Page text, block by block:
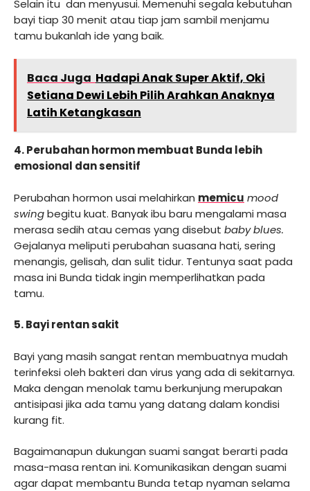
Selain itu dan menyusui. Memenuhi segala kebutuhan
bayi tiap 30 menit atau tiap jam sambil menjamu
tamu bukanlah ide yang baik.
Baca Juga Hadapi Anak Super Aktif, Oki
Setiana Dewi Lebih Pilih Arahkan Anaknya
Latih Ketangkasan
4. Perubahan hormon membuat Bunda lebih
emosional dan sensitif
Perubahan hormon usai melahirkan memicu mood
swingbegitu kuat. Banyak ibu baru mengalami masa
merasa sedih atau cemas yang disebut baby blues.
Gejalanya meliputi perubahan suasana hati, sering
menangis, gelisah, dan sulit tidur. Tentunya saat pada
masa ini Bunda tidak ingin memperlihatkan pada
tamu.
5. Bayi rentan sakit
Bayi yang masih sangat rentan membuatnya mudah
terinfeksi oleh bakteri dan virus yang ada di sekitarnya.
Maka dengan menolak tamu berkunjung merupakan
antisipasi jika ada tamu yang datang dalam kondisi
kurang fit.
Bagaimanapun dukungan suami sangat berarti pada
masa-masa rentan ini. Komunikasikan dengan suami
agar dapat membantu Bunda tetap nyaman selama